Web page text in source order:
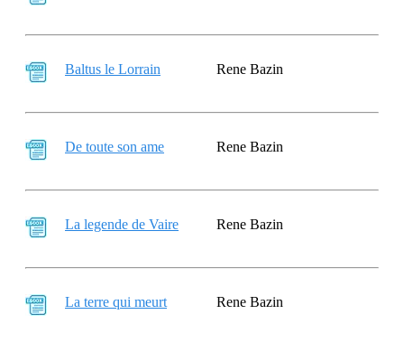
Baltus le Lorrain Rene Bazin
De toute son ame Rene Bazin
La legende de Vaire Rene Bazin
La terre qui meurt Rene Bazin